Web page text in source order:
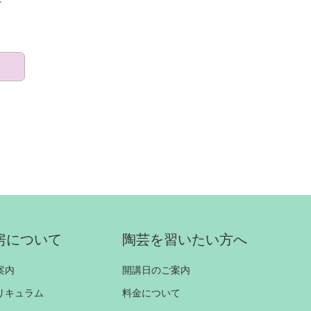
について
内
キュラム
陶芸を習いたい方へ
開講日のご案内
料金について